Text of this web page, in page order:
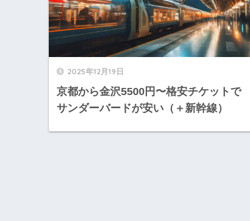
2025年12月19日
京都から金沢5500円〜格安チケットで
サンダーバードが安い（＋新幹線）